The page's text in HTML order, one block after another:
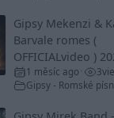
Gipsy Mekenzi &
Barvale romes (
OFFICIALvideo )
1 měsíc ago 3
Gipsy - Romské